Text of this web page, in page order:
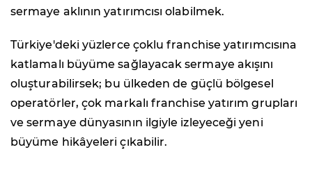
sermaye aklının yatırımcısı olabilmek.
Türkiye'deki yüzlerce çoklu franchise yatırımcısına
katlamalı büyüme sağlayacak sermaye akışını
oluşturabilirsek; bu ülkeden de güçlü bölgesel
operatörler, çok markalı franchise yatırım grupları
ve sermaye dünyasının ilgiyle izleyeceği yeni
büyüme hikâyeleri çıkabilir.